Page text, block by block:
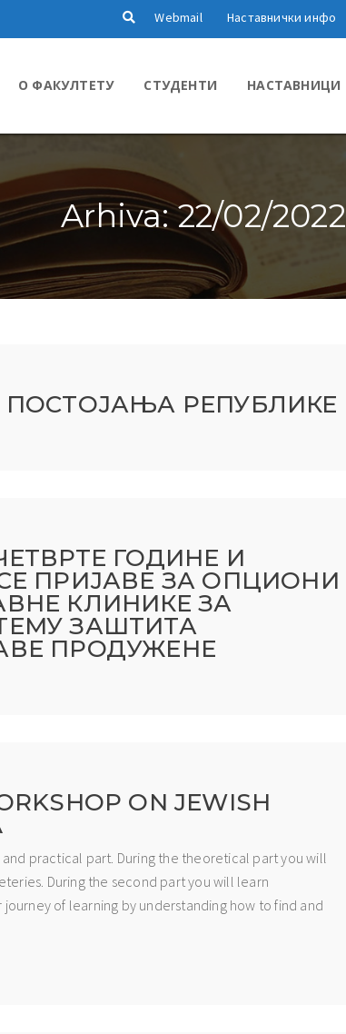
Webmail Наставнички инфо
О ФАКУЛТЕТУ СТУДЕНТИ НАСТАВНИЦИ
Arhiva: 22/02/2022
ПОСТОЈАЊА РЕПУБЛИКЕ
ГОДИНЕ И
ПРИЈАВЕ ЗА ОПЦИОНИ
КЛИНИКЕ ЗА
ЗАШТИТА
ПРОДУЖЕНЕ
ON JEWISH
practical part. During the theoretical part you will
During the second part you will learn
of learning by understanding how to find and